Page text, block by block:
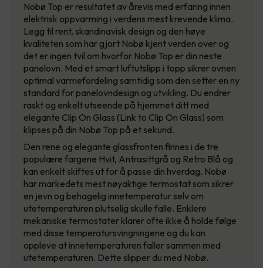
Nobø Top er resultatet av årevis med erfaring innen
elektrisk oppvarming i verdens mest krevende klima.
Legg til rent, skandinavisk design og den høye
kvaliteten som har gjort Nobø kjent verden over og
det er ingen tvil om hvorfor Nobø Top er din neste
panelovn. Med et smart luftutslipp i topp sikrer ovnen
optimal varmefordeling samtidig som den setter en ny
standard for panelovndesign og utvikling. Du endrer
raskt og enkelt utseende på hjemmet ditt med
elegante Clip On Glass (Link to Clip On Glass) som
klipses på din Nobø Top på et sekund.
Den rene og elegante glassfronten finnes i de tre
populære fargene Hvit, Antrasittgrå og Retro Blå og
kan enkelt skiftes ut for å passe din hverdag. Nobø
har markedets mest nøyaktige termostat som sikrer
en jevn og behagelig innetemperatur selv om
utetemperaturen plutselig skulle falle. Enklere
mekaniske termostater klarer ofte ikke å holde følge
med disse temperatursvingningene og du kan
oppleve at innetemperaturen faller sammen med
utetemperaturen. Dette slipper du med Nobø.